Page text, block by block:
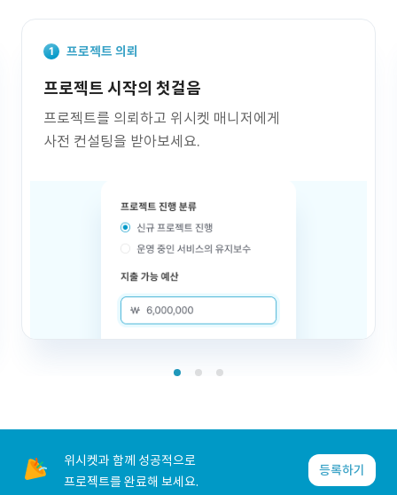
프로젝트 의뢰
프로젝트 시작의 첫걸음
프로젝트를 의뢰하고 위시켓 매니저에게
사전 컨설팅을 받아보세요.
위시켓과 함께 성공적으로
프로젝트를 완료해 보세요.
등록하기